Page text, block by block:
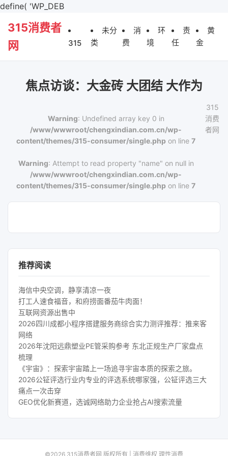
define( 'WP_DEB
315消费者
网
315
未分
类
消
费
环
境
责
任
黄
金
焦点访谈：大金砖 大团结 大作为
Warning: Undefined array key 0 in
/www/wwwroot/chengxindian.com.cn/wp-
content/themes/315-consumer/single.php on line7
Warning: Attempt to read property "name" on null in
/www/wwwroot/chengxindian.com.cn/wp-
content/themes/315-consumer/single.php on line7
315
消费
者网
推荐阅读
海信中央空调，静享清凉一夜
打工人速食福音，和府捞面番茄牛肉面！
互联网资源出售中
2026四川成都小程序搭建服务商综合实力测评推荐：推来客
网络
2026年沈阳远鼎塑业PE管采购参考 东北正规生产厂家盘点
梳理
《宇宙》：探索宇宙踏上一场追寻宇宙本质的探索之旅。
2026公钲评选行业内专业的评选系统哪家强，公钲评选三大
痛点一次击穿
GEO优化新赛道，选诚网络助力企业抢占AI搜索流量
©2026 315消费者网 版权所有 | 消费维权 理性消费